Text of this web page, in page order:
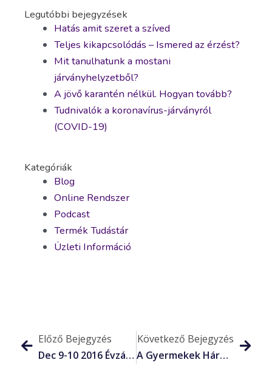
Legutóbbi bejegyzések
Hatás amit szeret a szíved
Teljes kikapcsolódás – Ismered az érzést?
Mit tanulhatunk a mostani
járványhelyzetből?
A jövő karantén nélkül. Hogyan tovább?
Tudnivalók a koronavírus-járványról
(COVID-19)
Kategóriák
Blog
Online Rendszer
Podcast
Termék Tudástár
Üzleti Információ
Előző Bejegyzés
Dec 9-10 2016 Évzáró Rendezvény
Következő Bejegyzés
A Gyermekek Három Főtámogatója: Te, A Mikulás És A Lavylites